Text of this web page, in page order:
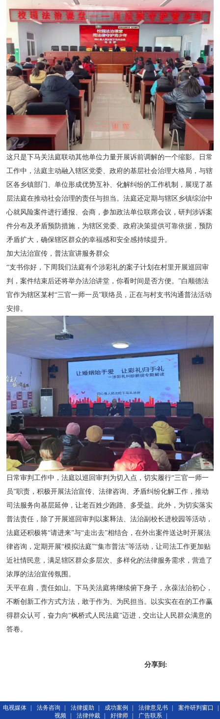
这只是下马关法庭联动其他单位力量开展诉前调解的一个缩影。日常
工作中，法庭主动融入辖区党委、政府的基层社会治理大格局，与辖
区各乡镇部门、单位形成优势互补、化解纠纷的工作机制，展现了基
层法庭在推动社会治理的责任与担当。法庭还定期与辖区乡镇综治中
心就风险案件进行通报、会商，参加政法单位联席会议，研判涉诉案
件分布及矛盾预防措施，为辖区党委、政府决策提供可靠依据，预防
矛盾扩大，确保辖区群众的幸福感和安全感持续提升。
加大法治宣传，普法宣讲服务群众
“支书你好，下周我们法庭有个涉彩礼的案子计划在村里开展巡回审
判，案件结束后还将举办法治讲堂，你看时间是否方便。”白顺德法
官作为辖区某村“三官一师一员”联络员，正在与村支书沟通普法活动
安排。
日常审判工作中，法庭以巡回审判为切入点，切实履行“三官一师一
员”职责，积极开展法治宣传、法律咨询、矛盾纠纷化解工作，推动
司法服务向基层延伸，让老百姓少跑路、多受益。此外，为切实落实
普法责任，除了开展巡回审判以案释法、法治副校长进校园等活动，
法庭还积极将“请进来”与“走出去”相结合，在外出案件送达时开展法
律咨询，定期开展“模拟法庭”“集市普法”等活动，让司法工作更加贴
近社情民意，满足辖区群众多层次、多样化的法律服务需求，营造了
浓厚的法治宣传氛围。
天平在肩，责任如山。下马关法庭将继续俯下身子，永葆法治初心，
不断创新工作方式方法，敢于作为、为民担当。以实实在在的工作赢
得群众认可，奋力向“枫桥式人民法庭”迈进，交出让人民群众满意的
答卷。
分享到:
电视媒体 | 法务咨询 | 法律援助 | 成功案例 | 法律意见书 | 案件研判窗口
|
视频
| 法律仲裁 | 好律师 | 广告联系 |